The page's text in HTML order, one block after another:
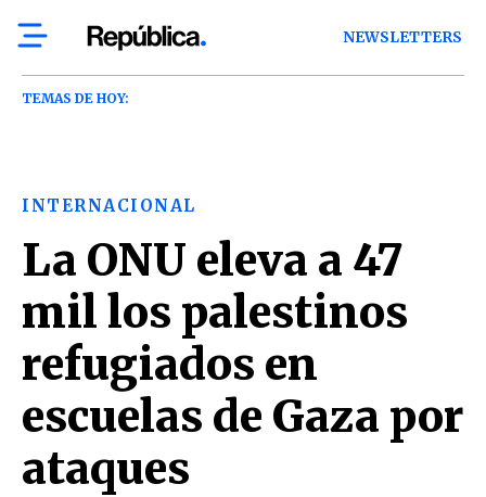
NEWSLETTERS
TEMAS DE HOY:
INTERNACIONAL
La ONU eleva a 47
mil los palestinos
refugiados en
escuelas de Gaza por
ataques